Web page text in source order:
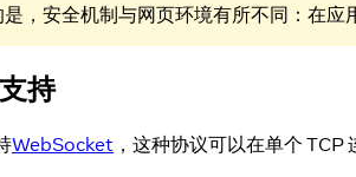
，安全机制与网页环境有所不同：在应
持
WebSocket ，这种协议可以在单个